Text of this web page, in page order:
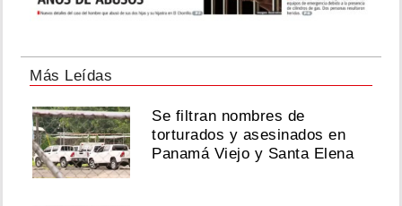
Más Leídas
Se filtran nombres de
torturados y asesinados en
Panamá Viejo y Santa Elena